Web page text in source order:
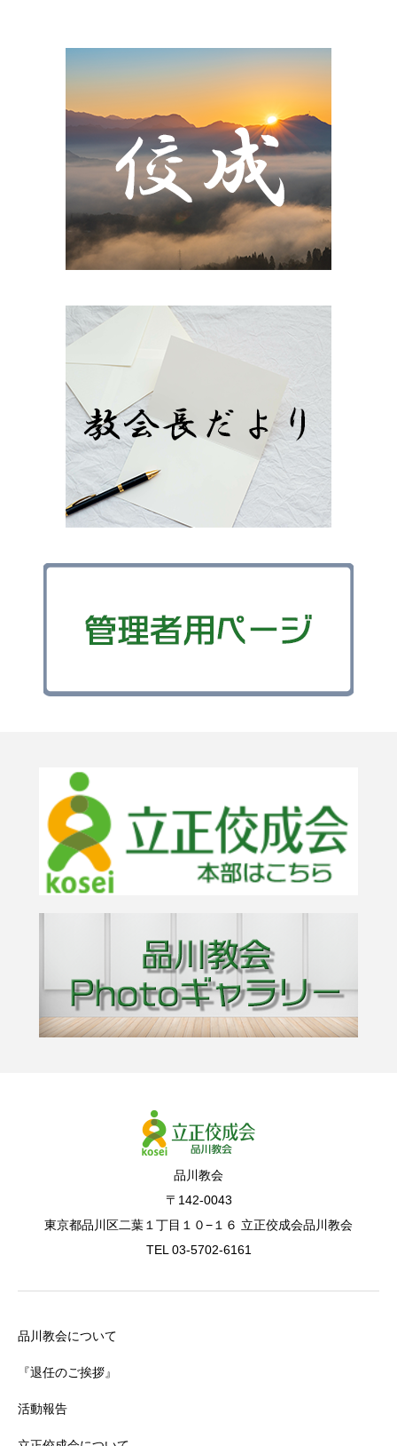
品川教会
〒142-0043
東京都品川区二葉１丁目１０−１６ 立正佼成会品川教会
TEL 03-5702-6161
品川教会について
『退任のご挨拶』
活動報告